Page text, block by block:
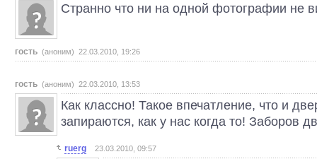
Странно что ни на одной фотографии не
гость (аноним) 22.03.2010, 19:26
гость (аноним) 22.03.2010, 13:53
Как классно! Такое впечатление, что и
запираются, как у нас когда то! Заборов
ruerg 23.03.2010, 09:57